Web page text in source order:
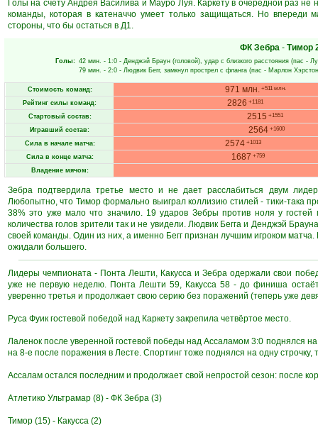
Голы на счету Андрея Василива и Мауро Луя. Каркету в очередной раз
команды, которая в катеначчо умеет только защищаться. Но впереди
стороны, что бы остаться в Д1.
ФК Зебра - Тимор
Голы: 42 мин. - 1:0 - Денджэй Браун (головой), удар с близкого расстояния (пас -
79 мин. - 2:0 - Людвик Бегг, замкнул прострел с фланга (пас - Марлон Хэрстон
Стоимость команд: 971 млн. +511 млн.
Рейтинг силы команд: 2826 +1181
Стартовый состав: 2515 +1551
Игравший состав: 2564 +1600
Сила в начале матча: 2574 +1013
Сила в конце матча: 1687 +759
Владение мячом:
Зебра подтвердила третье место и не дает расслабиться двум
Любопытно, что Тимор формально выиграл коллизию стилей - тики-така
38% это уже мало что значило. 19 ударов Зебры против ноля у
количества голов зрители так и не увидели. Людвик Бегга и Денджэй
своей команды. Один из них, а именно Бегг признан лучшим игроком
ожидали большего.
Лидеры чемпионата - Понта Лешти, Какусса и Зебра одержали свои
уже не первую неделю. Понта Лешти 59, Какусса 58 - до финиша
уверенно третья и продолжает свою серию без поражений (теперь уже
Руса Фуик гостевой победой над Каркету закрепила четвёртое место.
Лаленок после уверенной гостевой победы над Ассаламом 3:0 поднялся
на 8-е после поражения в Лесте. Спортинг тоже поднялся на одну строчку,
Ассалам остался последним и продолжает свой непростой сезон: после
Атлетико Ультрамар (8) - ФК Зебра (3)
Тимор (15) - Какусса (2)